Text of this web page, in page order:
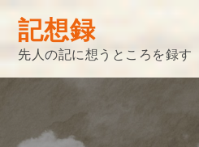
Skip
content
記想録
先人の記に想うところを録す